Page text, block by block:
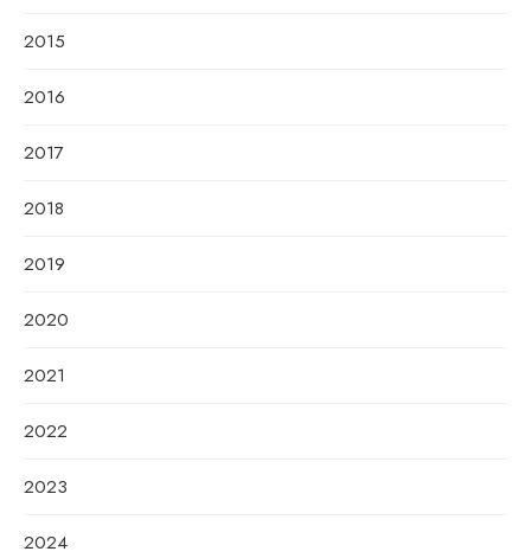
2015
2016
2017
2018
2019
2020
2021
2022
2023
2024